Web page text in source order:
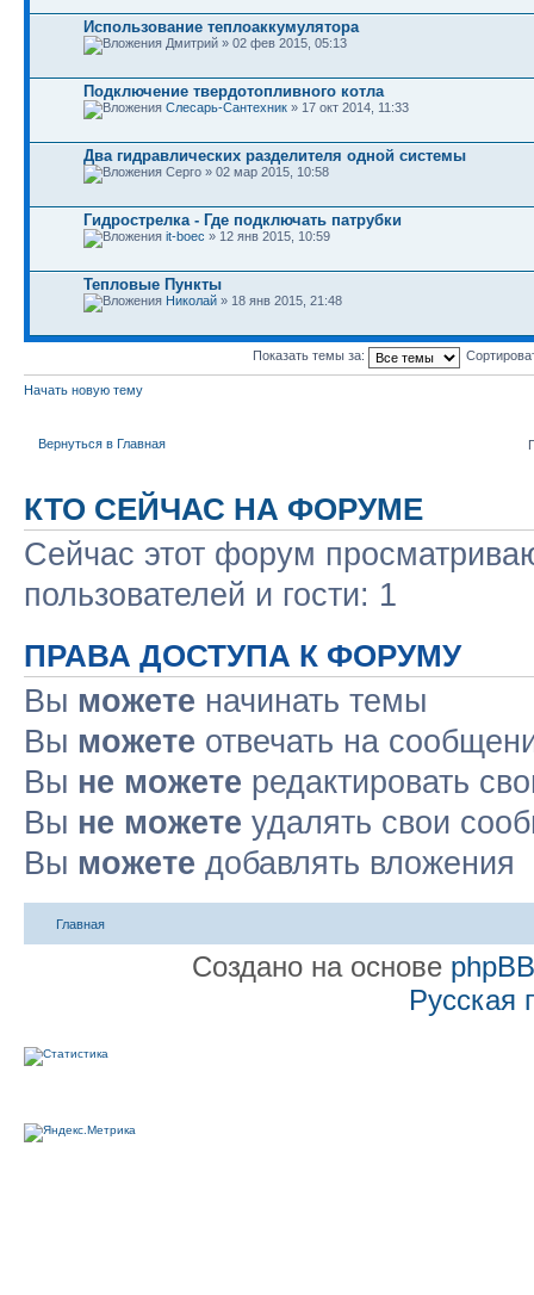
Использование теплоаккумулятора
Дмитрий » 02 фев 2015, 05:13
Подключение твердотопливного котла
Слесарь-Сантехник » 17 окт 2014, 11:33
Два гидравлических разделителя одной системы
Серго » 02 мар 2015, 10:58
Гидрострелка - Где подключать патрубки
it-boec » 12 янв 2015, 10:59
Тепловые Пункты
Николай » 18 янв 2015, 21:48
Показать темы за:
Начать новую тему
Вернуться в Главная
КТО СЕЙЧАС НА ФОРУМЕ
Сейчас этот форум
пользователей и гости: 1
ПРАВА ДОСТУПА К ФОРУМУ
Вы можете начинать темы
Вы можете отвечать на
Вы не можете редактировать
Вы не можете удалять свои
Вы можете добавлять вложения
Главная
Создано на основе phpBB
Русская